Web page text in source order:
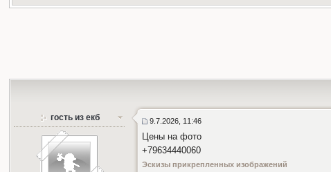
гость из екб 9.7.2026, 11:46
Цены на фото
+79634440060
Эскизы прикрепленных изображений